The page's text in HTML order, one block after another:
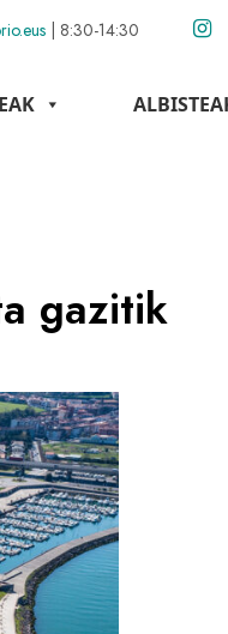
| 8:30-14:30
gazitik